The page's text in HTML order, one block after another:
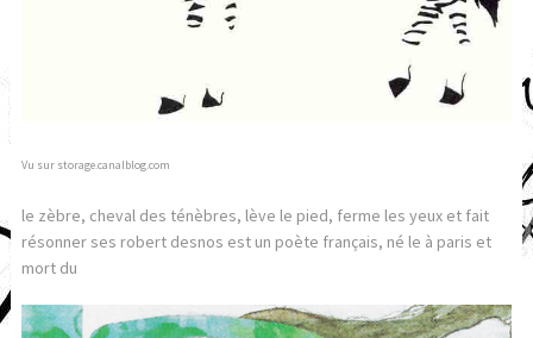
Vu sur storage.canalblog.com
le zèbre, cheval des ténèbres, lève le pied, ferme les yeux et fait
résonner ses robert desnos est un poète français, né le à paris et
mort du